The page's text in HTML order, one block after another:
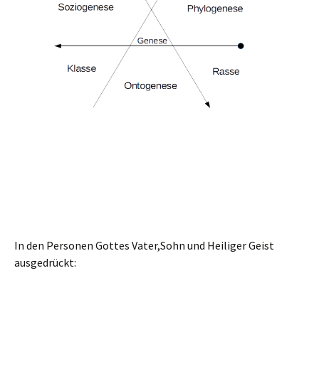
In den Personen Gottes Vater,Sohn und Heiliger Geist
ausgedrückt: